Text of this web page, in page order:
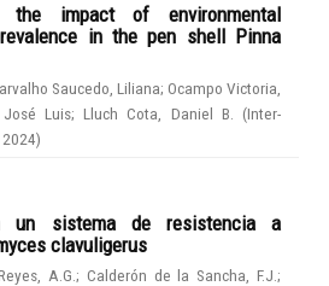
the impact of environmental
in the pen shell Pinna
Saucedo, Liliana; Ocampo Victoria,
José Luis;Lluch Cota, Daniel B. (Inter-
2024)
un sistema de resistencia a
clavuligerus
A.G. ; Calderón de la Sancha, F.J.;